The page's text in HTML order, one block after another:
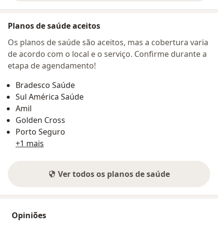
Planos de saúde aceitos
Os planos de saúde são aceitos, mas a cobertura varia
de acordo com o local e o serviço. Confirme durante a
etapa de agendamento!
Bradesco Saúde
Sul América Saúde
Amil
Golden Cross
Porto Seguro
+1 mais
Ver todos os planos de saúde
Opiniões